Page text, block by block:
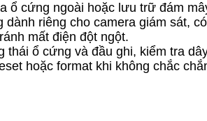
ổ cứng ngoài hoặc lưu trữ đám
riêng cho camera giám sát,
mất điện đột ngột.
thái ổ cứng và đầu ghi, kiểm tra
hoặc format khi không chắc